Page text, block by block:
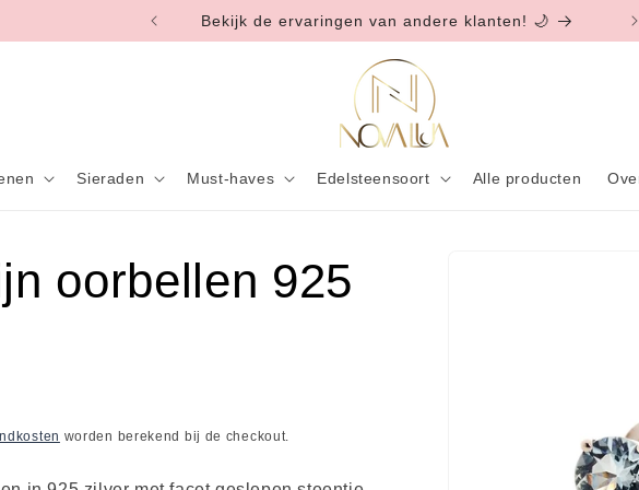
Bekijk de ervaringen van andere klanten! 🌙
Sieraden Must-haves Edelsteensoort Alle producten
oorbellen 925
worden berekend bij de checkout.